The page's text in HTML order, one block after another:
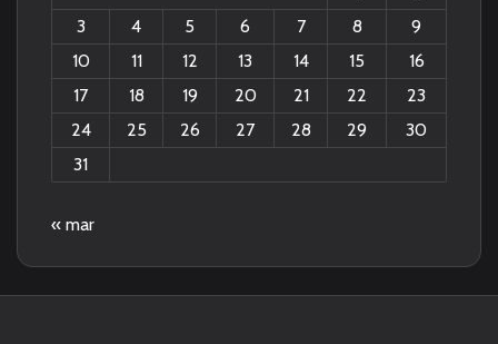
3
4 5 6 7 8
9
10
11 12 13 14 15
16
17
18 19 20 21 22
23
24
25 26 27 28 29
30
31
« mar